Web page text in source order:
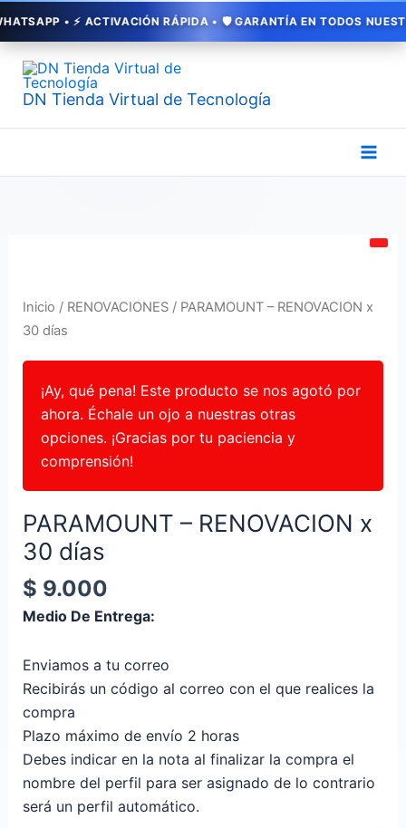
⚡ ACTIVACIÓN RÁPIDA • 🛡️ GARANTÍA EN TODOS
contenido
DN Tienda Virtual de Tecnología
Inicio / RENOVACIONES/ PARAMOUNT – RENOVACION x
30 días
¡Ay, qué pena! Este producto se nos agotó por
ahora. Échale un ojo a nuestras otras
opciones. ¡Gracias por tu paciencia y
comprensión!
PARAMOUNT – RENOVACION x
30 días
$ 9.000
Medio De Entrega:
Enviamos a tu correo
Recibirás un código al correo con el que realices la
compra
Plazo máximo de envío 2 horas
Debes indicar en la nota al finalizar la compra el
nombre del perfil para ser asignado de lo contrario
será un perfil automático.